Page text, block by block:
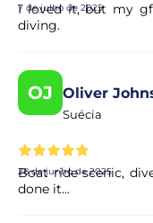
7 de julho de 2025
I loved it, but my
diving.
OJ Oliver
Suécia
28 de junho de 2025
Boat ride scenic,
done it...